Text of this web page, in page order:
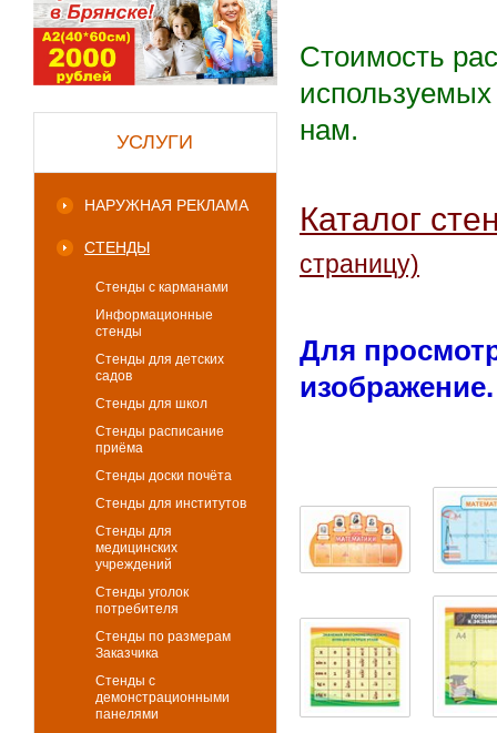
УСЛУГИ
НАРУЖНАЯ РЕКЛАМА
СТЕНДЫ
Стенды с карманами
Информационные
стенды
Стенды для детских
садов
Стенды для школ
Стенды расписание
приёма
Стенды доски почёта
Стенды для институтов
Стенды для
медицинских
учреждений
Стенды уголок
потребителя
Стенды по размерам
Заказчика
Стенды с
демонстрационными
панелями
Стоимость
нам.
Каталог
страницу)
Для
изображение.